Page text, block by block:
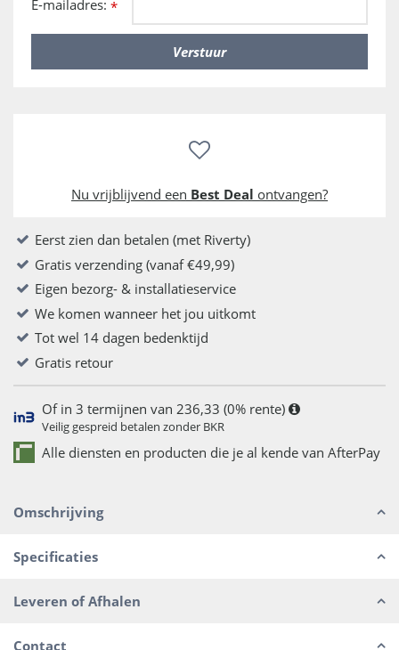
E-mailadres: *
Nu vrijblijvend een Best Deal ontvangen?
Eerst zien dan betalen (met Riverty)
Gratis verzending (vanaf €49,99)
Eigen bezorg- & installatieservice
We komen wanneer het jou uitkomt
Tot wel 14 dagen bedenktijd
Gratis retour
Of in 3 termijnen van 236,33 (0% rente)
Veilig gespreid betalen zonder BKR
Alle diensten en producten die je al kende van AfterPay
Omschrijving
Specificaties
Leveren of Afhalen
Contact